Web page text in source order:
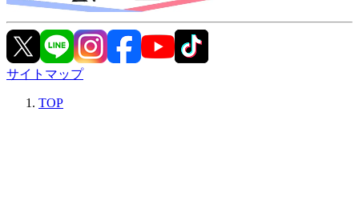
サイトマップ
TOP